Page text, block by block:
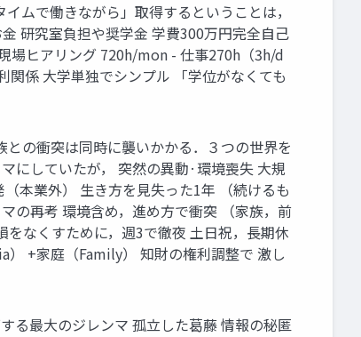
ムで働きながら」取得するということは，
研究室負担や奨学金 学費300万円完全自己
場ヒアリング 720h/mon - 仕事270h（3h/d
係 大学単独でシンプル 「学位がなくても
の衝突は同時に襲いかかる．３つの世界を
にしていたが， 突然の異動·環境喪失 大規
本業外） 生き方を見失った1年 （続けるも
の再考 環境含め，進め方で衝突 （家族，前
なくすために，週3で徹夜 土日祝，長期休
+家庭（Family） 知財の権利調整で 激し
る最大のジレンマ 孤立した葛藤 情報の秘匿